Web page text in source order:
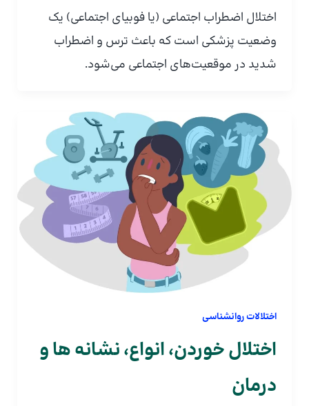
اختلال اضطراب اجتماعی (یا فوبیای اجتماعی) یک
وضعیت پزشکی است که باعث ترس و اضطراب
شدید در موقعیت‌های اجتماعی می‌شود.
اختلالات روانشناسی
اختلال خوردن، انواع، نشانه ها و
درمان